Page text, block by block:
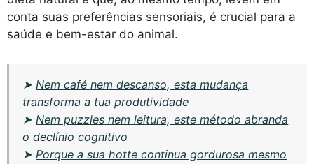
conta suas preferências sensoriais, é crucial para a
saúde e bem-estar do animal.
➤Nem café nem descanso, esta mudança
transforma a tua produtividade
➤Nem puzzles nem leitura, este método abranda
o declínio cognitivo
➤Porque a sua hotte continua gordurosa mesmo